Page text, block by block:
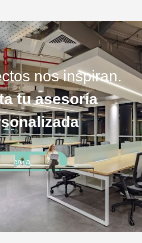
nos inspiran.
tu asesoría
Quiero asesoría